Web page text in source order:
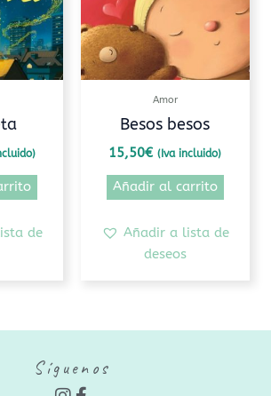
de
Amor
Besos besos
15,50€ (Iva incluido)
Añadir al carrito
Añadir a lista de
deseos
Síguenos
I
F